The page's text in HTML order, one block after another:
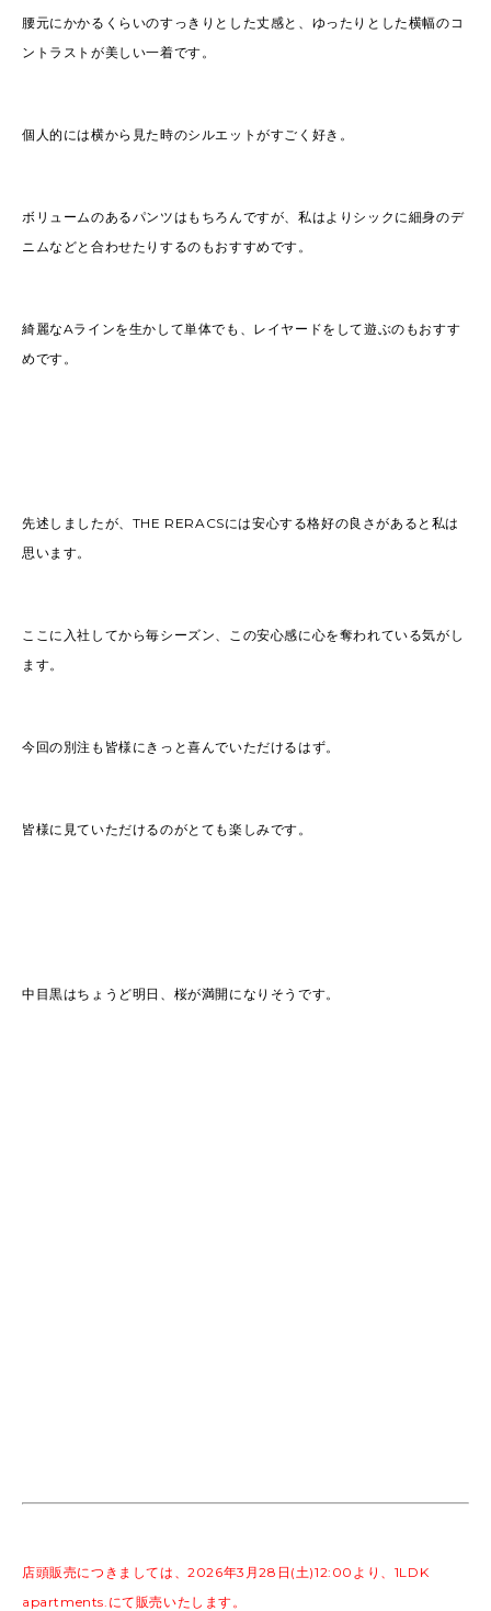
腰元にかかるくらいのすっきりとした丈感と、ゆったりとした横幅のコ
ントラストが美しい一着です。
個人的には横から見た時のシルエットがすごく好き。
ボリュームのあるパンツはもちろんですが、私はよりシックに細身のデ
ニムなどと合わせたりするのもおすすめです。
綺麗なAラインを生かして単体でも、レイヤードをして遊ぶのもおすす
めです。
先述しましたが、THE RERACSには安心する格好の良さがあると私は
思います。
ここに入社してから毎シーズン、この安心感に心を奪われている気がし
ます。
今回の別注も皆様にきっと喜んでいただけるはず。
皆様に見ていただけるのがとても楽しみです。
中目黒はちょうど明日、桜が満開になりそうです。
店頭販売につきましては、2026年3月28日(土)12:00より、1LDK
apartments.にて販売いたします。